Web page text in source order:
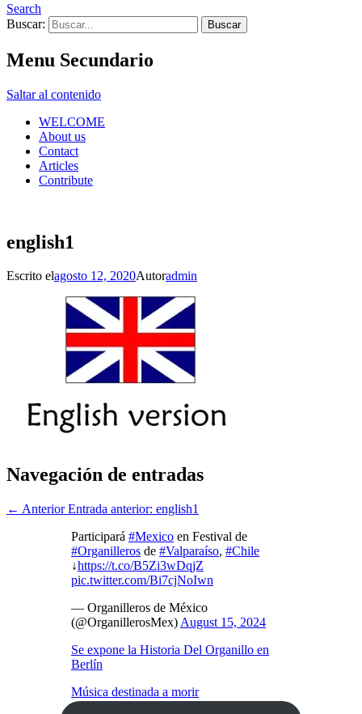
Search
Buscar:
Menu Secundario
Saltar al contenido
WELCOME
About us
Contact
Articles
Contribute
english1
Escrito elagosto 12, 2020Autoradmin
Navegación de entradas
← Anterior Entrada anterior: english1
Participará #Mexico en Festival de
#Organilleros de #Valparaíso, #Chile
↓https://t.co/B5Zi3wDqjZ
pic.twitter.com/Bi7cjNoIwn
— Organilleros de México
(@OrganillerosMex) August 15, 2024
Se expone la Historia Del Organillo en
Berlín
Música destinada a morir